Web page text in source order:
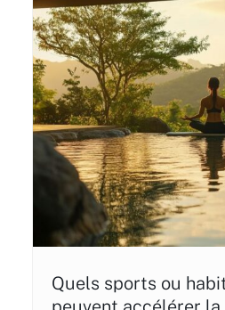
Quels sports ou